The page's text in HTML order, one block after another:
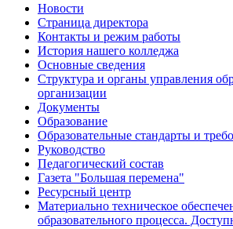
Новости
Страница директора
Контакты и режим работы
История нашего колледжа
Основные сведения
Структура и органы управления
организации
Документы
Образование
Образовательные стандарты и
Руководство
Педагогический состав
Газета "Большая перемена"
Ресурсный центр
Материально техническое
образовательного процесса.